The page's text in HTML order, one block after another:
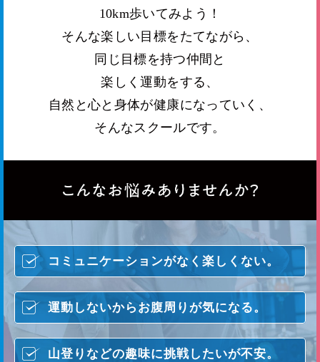
10km歩いてみよう！
そんな楽しい目標をたてながら、
同じ目標を持つ仲間と
楽しく運動をする、
自然と心と身体が健康になっていく、
そんなスクールです。
コミュニケーションがなく楽しくない。
運動しないからお腹周りが気になる。
山登りなどの趣味に挑戦したいが不安。